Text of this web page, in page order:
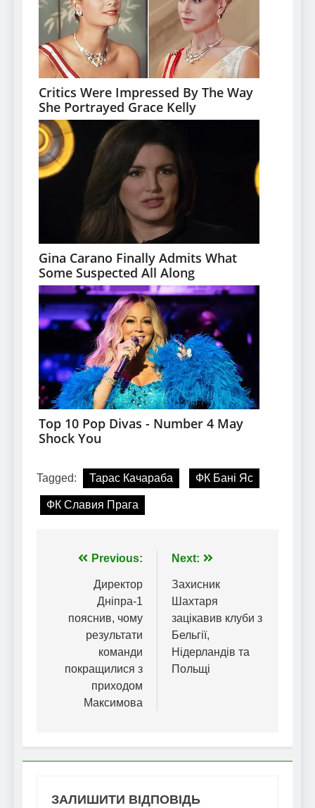
Tagged: Тарас Качараба ФК Бані Яс
ФК Славия Прага
Навігація
записів
Previous:
Директор
Дніпра-1
пояснив, чому
результати
команди
покращилися з
приходом
Максимова
Next:
Захисник
Шахтаря
зацікавив клуби з
Бельгії,
Нідерландів та
Польщі
ЗАЛИШИТИ ВІДПОВІДЬ